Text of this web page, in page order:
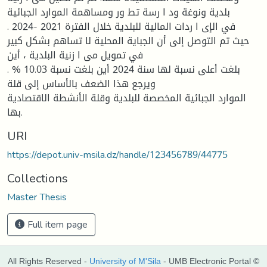
بلدیة ونوغة ود ا رسة تط ور ومساهمة الموارد الجبائیة
. 2024- في الإی ا ردات المالیة للبلدیة خلال الفترة 2021
حیث تم التوصل إلى أن الجبایة المحلیة لا تساهم بشكل كبیر
في تمویل می ا زنیة البلدیة ، أین
بلغت أعلى نسبة لها سنة 2024 أین بلغت نسبة 10.03 % .
ویرجع هذا الضعف بالأساس إلى قلة
الموارد الجبائیة المخصصة للبلدیة وقلة الأنشطة الاقتصادیة
بها.
URI
https://depot.univ-msila.dz/handle/123456789/44775
Collections
Master Thesis
Full item page
All Rights Reserved - University of M'Sila - UMB Electronic Portal ©